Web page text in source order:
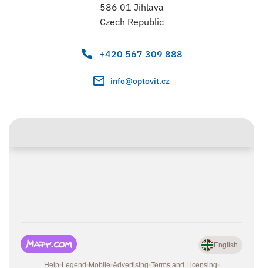
586 01 Jihlava
Czech Republic
+420 567 309 888
info@optovit.cz